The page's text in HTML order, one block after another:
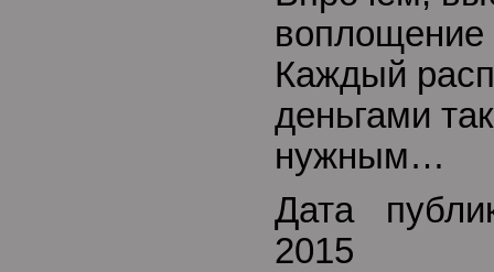
воплощение
Каждый
деньгами
нужным…
Дата
2015